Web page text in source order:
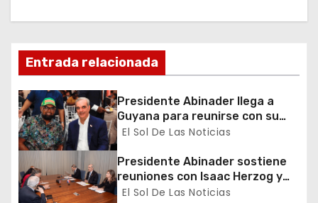
e
e
n
t
r
Entrada relacionada
Presidente Abinader llega a
Guyana para reunirse con su
homólogo Mohamed Irfaan Ali
El Sol De Las Noticias
Presidente Abinader sostiene
reuniones con Isaac Herzog y
Christopher Landau durante la
El Sol De Las Noticias